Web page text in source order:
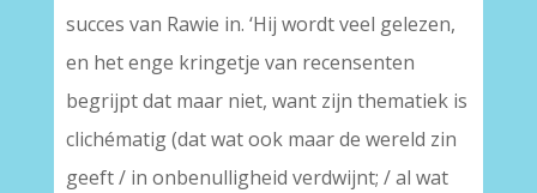
succes van Rawie in. ‘Hij wordt veel gelezen,
en het enge kringetje van recensenten
begrijpt dat maar niet, want zijn thematiek is
clichématig (dat wat ook maar de wereld zin
geeft / in onbenulligheid verdwijnt; / al wat